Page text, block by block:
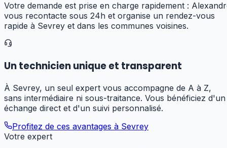
Votre demande est prise en charge rapidement :
vous recontacte sous 24h et organise un rendez-vous
rapide à Sevrey et dans les communes voisines.
Un technicien unique et transparent
À Sevrey, un seul expert vous accompagne de A à Z,
sans intermédiaire ni sous-traitance. Vous bénéficiez d'un
échange direct et d'un suivi personnalisé.
Profitez de ces avantages à Sevrey
Votre expert